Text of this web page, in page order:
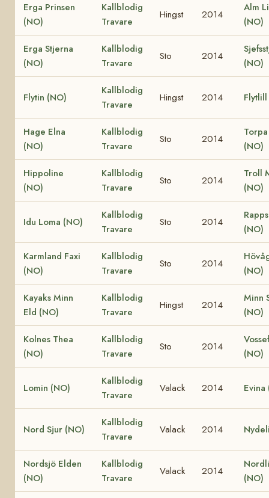
Erga Prinsen
(NO)
Kallblodig
Travare
Hingst 2014
Alm
(NO)
Erga Stjerna
(NO)
Kallblodig
Travare
Sto 2014
(NO)
Flytin (NO)
Kallblodig
Travare
Hingst 2014
Hage Elna
(NO)
Kallblodig
Travare
Sto 2014
(NO)
Hippoline
(NO)
Kallblodig
Travare
Sto 2014
Troll
(NO)
Idu Loma (NO)
Kallblodig
Travare
Sto 2014
(NO)
Karmland Faxi
(NO)
Kallblodig
Travare
Sto 2014
(NO)
Kayaks Minn
Eld (NO)
Kallblodig
Travare
Hingst 2014
Minn
(NO)
Kolnes Thea
(NO)
Kallblodig
Travare
Sto 2014
(NO)
Lomin (NO)
Kallblodig
Travare
Valack 2014 Evina
Nord Sjur (NO)
Kallblodig
Travare
Valack 2014
Nordsjö Elden
(NO)
Kallblodig
Travare
Valack 2014
(NO)